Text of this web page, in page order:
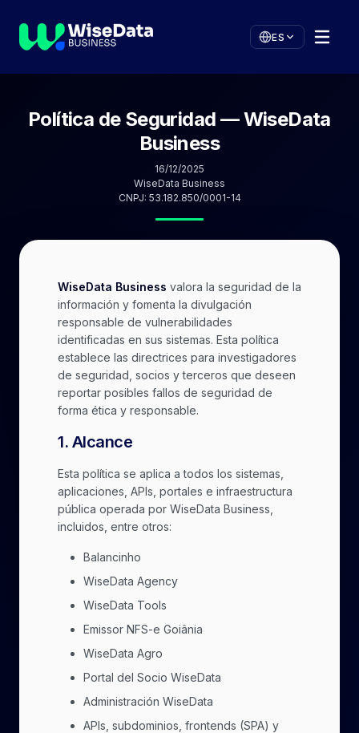
ES
Política de Seguridad — WiseData
Business
16/12/2025
WiseData Business
CNPJ: 53.182.850/0001-14
WiseData Business valora la seguridad de la
información y fomenta la divulgación
responsable de vulnerabilidades
identificadas en sus sistemas. Esta política
establece las directrices para investigadores
de seguridad, socios y terceros que deseen
reportar posibles fallos de seguridad de
forma ética y responsable.
1. Alcance
Esta política se aplica a todos los sistemas,
aplicaciones, APIs, portales e infraestructura
pública operada por WiseData Business,
incluidos, entre otros:
Balancinho
WiseData Agency
WiseData Tools
Emissor NFS-e Goiânia
WiseData Agro
Portal del Socio WiseData
Administración WiseData
APIs, subdominios, frontends (SPA) y